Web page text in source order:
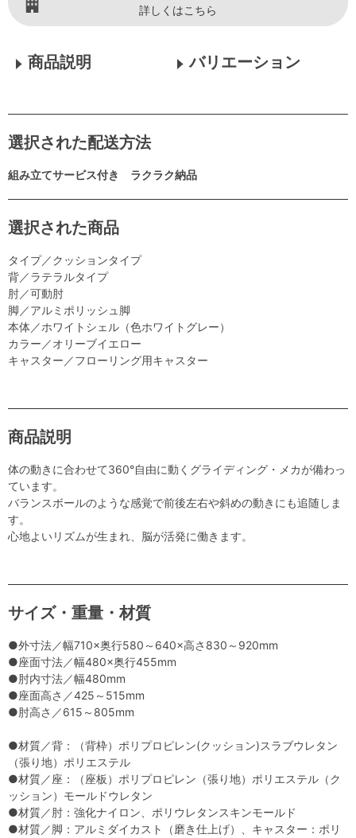
詳しくはこちら
商品説明 バリエーション
選択された配送方法
組み立てサービス付き ラクラク納品
選択された商品
タイプ／クッションタイプ
背／ラテラルタイプ
肘／可動肘
脚／アルミポリッシュ脚
本体／ホワイトシェル（色ホワイトグレー）
カラー／オリーブイエロー
キャスター／フローリング用キャスター
商品説明
体の動きに合わせて360°自由に動くグライディング・メカが備わっ
ています。
バランスボールのような感覚で前後左右や斜めの動きにも追随しま
す。
心地よいリズムが生まれ、脳が活発に働きます。
サイズ・重量・材質
●外寸法／幅710×奥行580～640×高さ830～920mm
●座面寸法／幅480×奥行455mm
●肘内寸法／幅480mm
●座面高さ／425～515mm
●肘高さ／615～805mm
●材質／背：（背枠）ポリプロピレン(クッション)スラブウレタン
（張り地）ポリエステル
●材質／座：（座板）ポリプロピレン（張り地）ポリエステル（ク
ッション）モールドウレタン
●材質／肘：強化ナイロン、ポリウレタンスキンモールド
●材質／脚：アルミダイカスト（磨き仕上げ）、キャスター：ポリ